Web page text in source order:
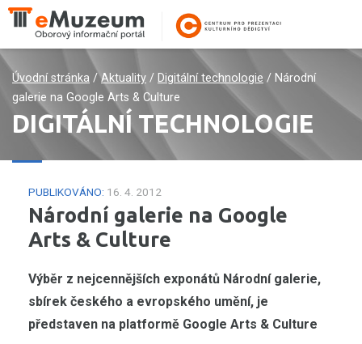
Úvodní stránka /Aktuality / Digitální technologie / Národní
galerie na Google Arts & Culture
DIGITÁLNÍ TECHNOLOGIE
PUBLIKOVÁNO: 16. 4. 2012
Národní galerie na Google
Arts & Culture
Výběr z nejcennějších exponátů Národní galerie,
sbírek českého a evropského umění, je
představen na platformě Google Arts & Culture